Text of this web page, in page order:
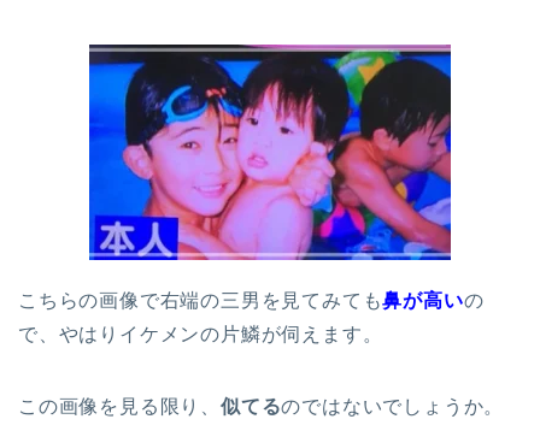
こちらの画像で右端の三男を見てみても鼻が高いの
で、やはりイケメンの片鱗が伺えます。
この画像を見る限り、 似てるのではないでしょうか。